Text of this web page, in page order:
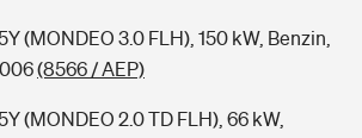
(MONDEO 3.0 FLH), 150 kW, Benzin,
(8566 / AEP)
(MONDEO 2.0 TD FLH), 66 kW,